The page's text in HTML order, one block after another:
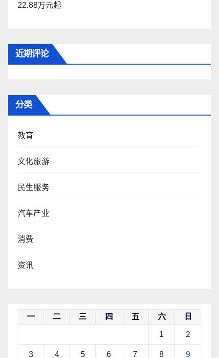
22.88万元起
近期评论
分类
教育
文化旅游
民生服务
汽车产业
消费
资讯
一 二 三 四 五 六 日
1 2
3 4 5 6 7 8 9